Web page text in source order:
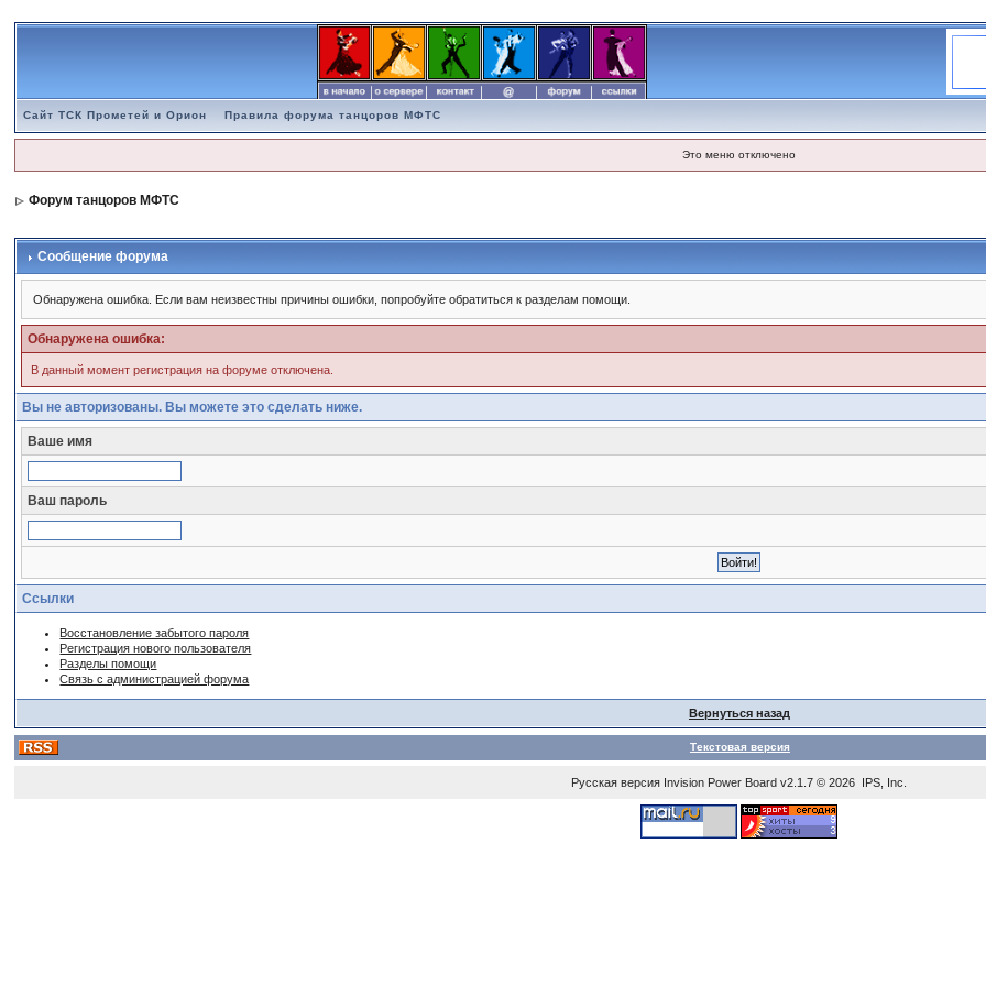
Сайт ТСК Прометей и Орион Правила форума танцоров МФТС
Это меню отключено
Форум танцоров МФТС
Сообщение форума
Обнаружена ошибка. Если вам неизвестны причины ошибки, попробуйте обратиться к разделам помощи.
Обнаружена ошибка:
В данный момент регистрация на форуме отключена.
Вы не авторизованы. Вы можете это сделать ниже.
Ваше имя
Ваш пароль
Ссылки
Восстановление забытого пароля
Регистрация нового пользователя
Разделы помощи
Связь с администрацией форума
Вернуться назад
Текстовая версия
Русская версия Invision Power Board v2.1.7 © 2026 IPS, Inc.